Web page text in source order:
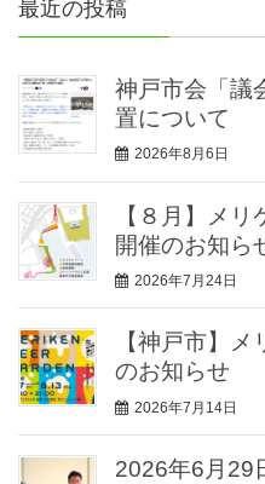
最近の投稿
神戸市会「議
置について
2026年8月6日
【８月】メ
開催のお知ら
2026年7月24日
【神戸市】
のお知らせ
2026年7月14日
2026年6月29